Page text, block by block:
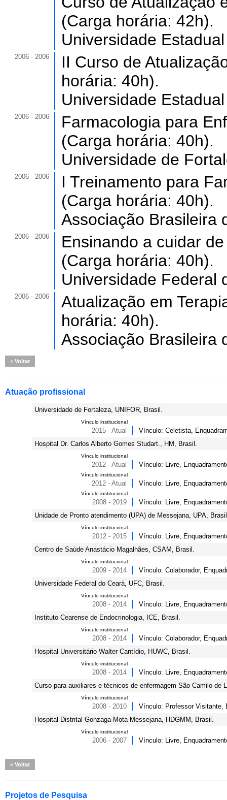
(Carga horária: 42h).
Universidade
2006 - 2006
II Curso de
horária: 40h).
Universidade
2006 - 2006
Farmacologia para
(Carga horária: 40h).
Universidade de
2006 - 2006
I Treinamento para
(Carga horária: 40h).
Associação Brasileira
2006 - 2006
Ensinando a cuidar
(Carga horária: 40h).
Universidade Federal
2006 - 2006
Atualização em
horária: 40h).
Associação Brasileira
Voltar
Atuação profissional
Universidade de Fortaleza, UNIFOR, Brasil.
Vínculo institucional
2015 - Atual
Vínculo: Celetista,
Hospital Dr. Carlos Alberto Gomes Studart., HM, Brasil.
Vínculo institucional
2012 - Atual Vínculo: Livre,
Vínculo institucional
2012 - Atual Vínculo: Livre,
Vínculo institucional
2008 - 2019
Vínculo: Livre,
Unidade de Pronto atendimento (UPA) de Messejana, UPA,
Vínculo institucional
2012 - 2015
Vínculo: Livre,
Centro de Saúde Anastácio Magalhães, CSAM, Brasil.
Vínculo institucional
2009 - 2014
Vínculo: Colaborador,
Universidade Federal do Ceará, UFC, Brasil.
Vínculo institucional
2008 - 2014
Vínculo: Livre,
Instituto Cearense de Endocrinologia, ICE, Brasil.
Vínculo institucional
2008 - 2014
Vínculo: Colaborador,
Hospital Universitário Walter Cantídio, HUWC, Brasil.
Vínculo institucional
2008 - 2014
Vínculo: Livre,
Curso para auxiliares e técnicos de enfermagem São Camilo de
Vínculo institucional
2008 - 2010
Vínculo: Professor Visitante,
Hospital Distrital Gonzaga Mota Messejana, HDGMM, Brasil.
Vínculo institucional
2006 - 2007 Vínculo: Livre,
Voltar
Projetos de Pesquisa